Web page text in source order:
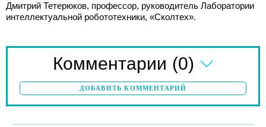
Дмитрий Тетерюков, профессор, руководитель Лаборатории
интеллектуальной робототехники, «Сколтех».
Комментарии (0)
ДОБАВИТЬ КОММЕНТАРИЙ